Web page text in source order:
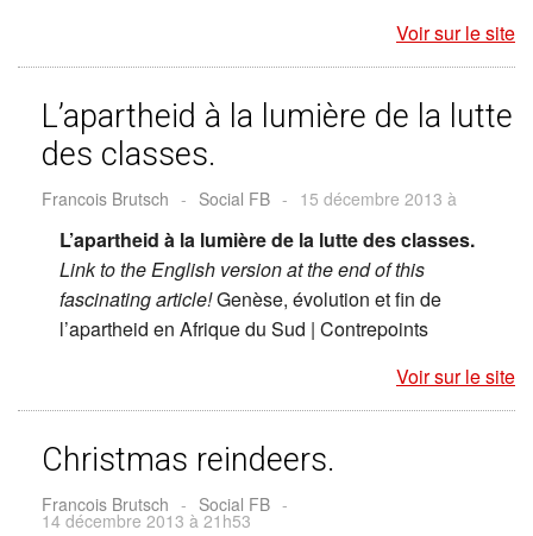
Voir sur le site
L’apartheid à la lumière de la lutte
des classes.
Francois Brutsch - Social FB - 15 décembre 2013 à
L’apartheid à la lumière de la lutte des classes.
Link to the English version at the end of this
fascinating article!Genèse, évolution et fin de
l’apartheid en Afrique du Sud | Contrepoints
Voir sur le site
Christmas reindeers.
Francois Brutsch - Social FB -
14 décembre 2013 à 21h53